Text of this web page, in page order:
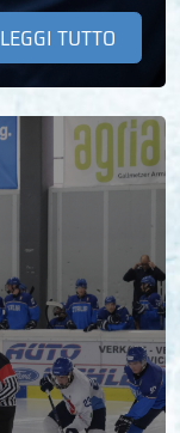
LEGGI TUTTO